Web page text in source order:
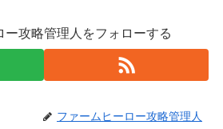
ー攻略管理人をフォローする
ファームヒーロー攻略管理人